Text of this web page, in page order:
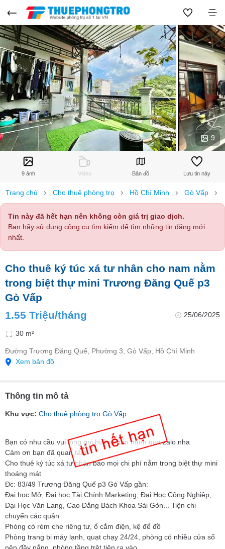
9
9 ảnh Video Bản đồ Lưu tin này
Trang chủ Cho thuê phòng trọ Hồ Chí Minh Gò Vấp
Tin này đã hết hạn nên không còn giá trị giao dịch.
Bạn hãy sử dụng công cụ tìm kiếm để tìm những tin đăng mới
nhất.
Cho thuê ký túc xá tư nhân cho nam nằm
trong biệt thự mini Trương Đăng Quế p3
Gò Vấp
1.55 Triệu/tháng
25/06/2025
30 m²
Đường Trương Đăng Quế, Phường 3, Gò Vấp, Hồ Chí Minh
Xem bản đồ
Thông tin mô tả
Khu vực: Cho thuê phòng trọ Gò Vấp
Bạn có nhu cầu vui lòng gọi hoặc nhắn mình qua zalo nha
Cảm ơn bạn đã quan tâm
Cho thuê ký túc xá tư nhân bao mọi chi phí nằm trong biệt thự mini
thoáng mát
Đc: 83/49 Trương Đăng Quế p3 Gò Vấp gần:
Đại học Mở, Đại học Tài Chính Marketing, Đại Học Công Nghiệp,
Đại Học Văn Lang, Cao Đẳng Bách Khoa Sài Gòn... Tiện chi
chuyển các quận
Phòng có rèm che riêng tư, ổ cắm điện, kệ để đồ
Phòng trang bị máy lạnh, quạt chạy 24/24, phòng có nhiều cửa sổ
nên đầy nắng, phòng tầng trệt tiện ra vào.